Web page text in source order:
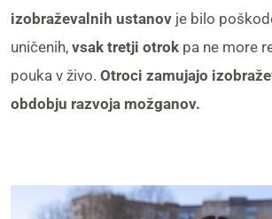
izobraževalnih ustanov je bilo
uničenih, vsak tretji otrok pa ne more
pouka v živo. Otroci zamujajo
obdobju razvoja možganov.